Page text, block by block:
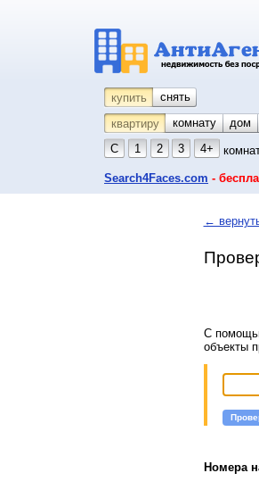
купить снять
квартиру
комнату дом
С
1 2 3 4+
Search4Faces.com -
←
С
объекты
Номера